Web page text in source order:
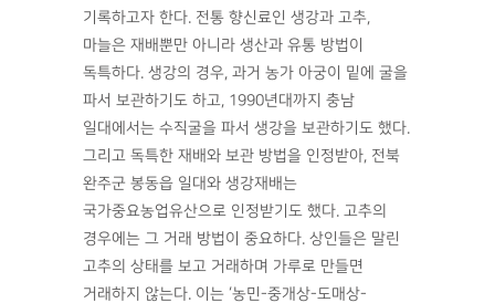
기록하고자 한다. 전통 향신료인 생강과 고추,
마늘은 재배뿐만 아니라 생산과 유통 방법이
독특하다. 생강의 경우, 과거 농가 아궁이 밑에 굴을
파서 보관하기도 하고, 1990년대까지 충남
일대에서는 수직굴을 파서 생강을 보관하기도 했다.
그리고 독특한 재배와 보관 방법을 인정받아, 전북
완주군 봉동읍 일대와 생강재배는
국가중요농업유산으로 인정받기도 했다. 고추의
경우에는 그 거래 방법이 중요하다. 상인들은 말린
고추의 상태를 보고 거래하며 가루로 만들면
거래하지 않는다. 이는 ‘농민-중개상-도매상-